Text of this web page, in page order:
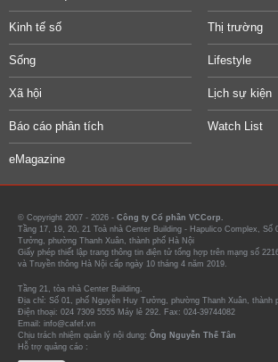
Kinh tế số Thị trường
Sống Lifestyle
Xã hội Lịch sự kiện
Báo cáo phân tích Watch List
eMagazine
© Copyright 2007 - 2026 - Công ty Cổ phần VCCorp.
Tầng 17, 19, 20, 21 Toà nhà Center Building - Hapulico Complex, Số
Tưởng, phường Thanh Xuân, thành phố Hà Nội
Giấy phép thiết lập trang thông tin điện tử tổng hợp trên mạng số
và Truyền thông Hà Nội cấp ngày 10 tháng 4 năm 2019.
Tầng 21, tòa nhà Center Building.
Địa chỉ: Số 01, phố Nguyễn Huy Tưởng, phường Thanh Xuân, thành
Điện thoại: 024 7309 5555 Máy lẻ 292. Fax: 024-39744082
Email: info@cafef.vn
Chịu trách nhiệm quản lý nội dung: Ông Nguyễn Thế Tân
Hỗ trợ quảng cáo :